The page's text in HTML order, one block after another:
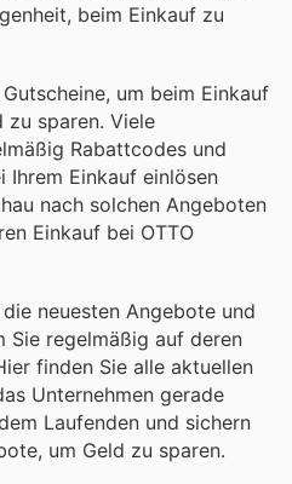
beim Einkauf zu
um beim Einkauf
zu sparen. Viele
Rabattcodes und
Ihrem Einkauf einlösen
nach solchen Angeboten
Einkauf bei OTTO
neuesten Angebote und
Sie regelmäßig auf deren
finden Sie alle aktuellen
Unternehmen gerade
Laufenden und sichern
um Geld zu sparen.